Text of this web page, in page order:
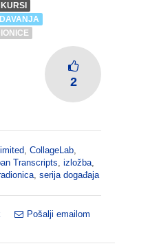
2
, CollageLab,
Transcripts, izložba,
, serija događaja
Pošalji emailom